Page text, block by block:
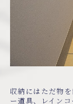
収納にはただ物
ー道具、レイン